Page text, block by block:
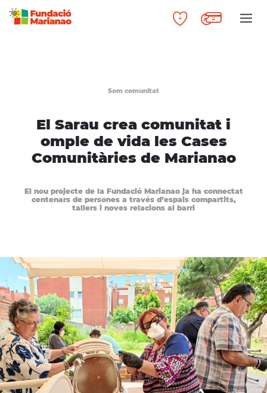
Som comunitat
El Sarau crea comunitat i
omple de vida les Cases
Comunitàries de Marianao
El nou projecte de la Fundació Marianao ja ha connectat
centenars de persones a través d’espais compartits,
tallers i noves relacions al barri